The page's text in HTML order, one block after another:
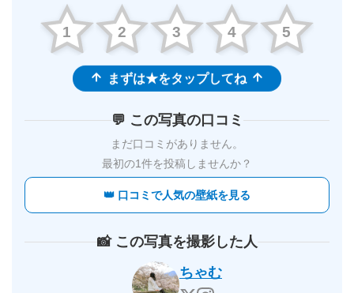
1 2 3 4 5
まずは★をタップしてね
💬 この写真の口コミ
まだ口コミがありません。
最初の1件を投稿しませんか？
👑 口コミで人気の壁紙を見る
📸 この写真を撮影した人
ちゃむ